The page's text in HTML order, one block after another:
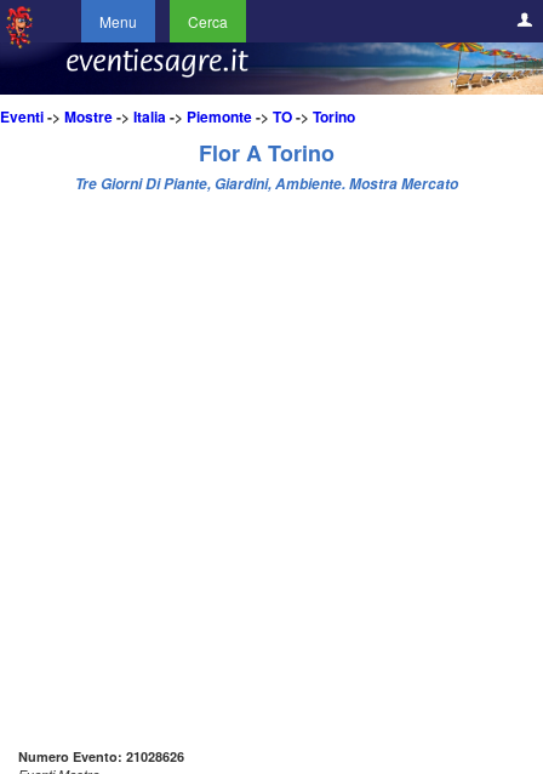
Menu Cerca
Eventi-> Mostre-> Italia-> Piemonte-> TO-> Torino
Flor A Torino
Tre Giorni Di Piante, Giardini, Ambiente. Mostra Mercato
Numero Evento: 21028626